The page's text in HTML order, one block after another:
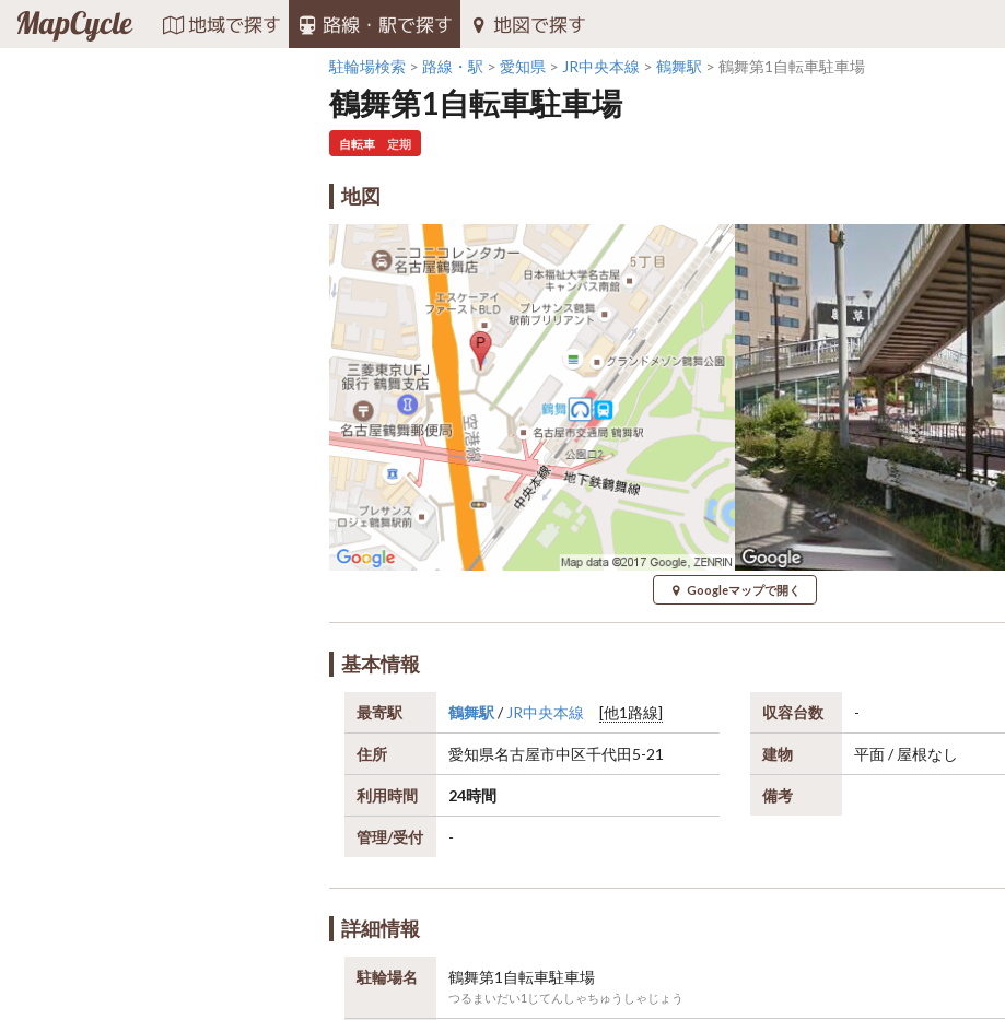
MapCycle 地域で探す 路線・駅で探す 地図で探す
駐輪場検索 路線・駅 愛知県 JR中央本線 鶴舞駅 鶴舞第1自転車駐車場
鶴舞第1自転車駐車場
自転車 定期
地図
Googleマップで開く
基本情報
最寄駅 鶴舞駅 / JR中央本線 [他1路線]
住所 愛知県名古屋市中区千代田5-21
利用時間 24時間
管理/受付 -
収容台数 -
建物 平面 / 屋根なし
備考
詳細情報
駐輪場名 鶴舞第1自転車駐車場
つるまいだい1じてんしゃちゅうしゃじょう